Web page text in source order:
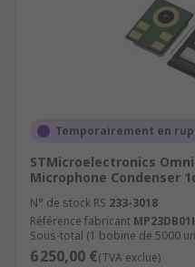
Temporairement en
STMicroelectronics
Microphone Condenser
N° de stock RS 233-3018
Référence fabricant
Sous-total (1 bobine de 5000
6 250,00 €(TVA exclue)